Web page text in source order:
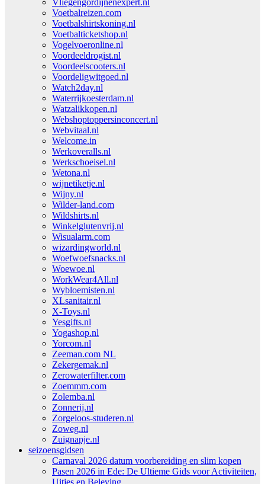
Vliegengordijnenexpert.nl
Voetbalreizen.com
Voetbalshirtskoning.nl
Voetbalticketshop.nl
Vogelvoeronline.nl
Voordeeldrogist.nl
Voordeelscooters.nl
Voordeligwitgoed.nl
Watch2day.nl
Waterrijkoesterdam.nl
Watzalikkopen.nl
Webshoptoppersinconcert.nl
Webvitaal.nl
Welcome.in
Werkoveralls.nl
Werkschoeisel.nl
Wetona.nl
wijnetiketje.nl
Wijny.nl
Wilder-land.com
Wildshirts.nl
Winkelglutenvrij.nl
Wisualarm.com
wizardingworld.nl
Woefwoefsnacks.nl
Woewoe.nl
WorkWear4All.nl
Wybloemisten.nl
XLsanitair.nl
X-Toys.nl
Yesgifts.nl
Yogashop.nl
Yorcom.nl
Zeeman.com NL
Zekergemak.nl
Zerowaterfilter.com
Zoemmm.com
Zolemba.nl
Zonnerij.nl
Zorgeloos-studeren.nl
Zoweg.nl
Zuignapje.nl
seizoensgidsen
Carnaval 2026 datum voorbereiding en slim kopen
Pasen 2026 in Ede: De Ultieme Gids voor Activiteiten,
Uitjes en Beleving